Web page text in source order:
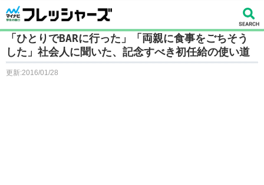
「ひとりでBARに行った」「両親に食事をごちそう
した」社会人に聞いた、記念すべき初任給の使い道
更新:2016/01/28